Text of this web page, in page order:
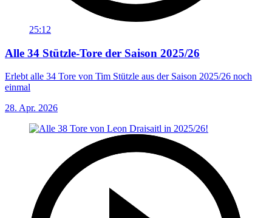
25:12
Alle 34 Stützle-Tore der Saison 2025/26
Erlebt alle 34 Tore von Tim Stützle aus der Saison 2025/26 noch
einmal
28. Apr. 2026